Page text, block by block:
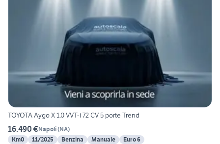
TOYOTA Aygo X 1.0 VVT-i 72 CV 5 porte Trend
16.490 €Napoli(NA)
Km0
11/2025 Benzina Manuale
Euro 6